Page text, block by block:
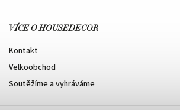
VÍCE O HOUSEDECOR
Kontakt
Velkoobchod
Soutěžíme a vyhráváme